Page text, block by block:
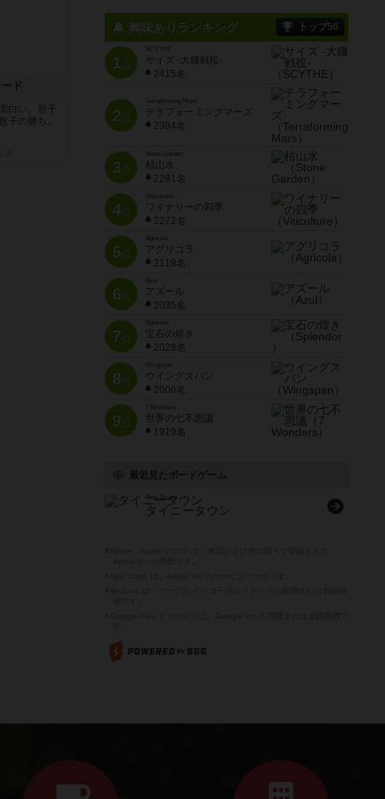
ド
白い。息子
子の勝ち。
興味ありランキング トップ50
1位
SCYTHE
サイズ -大鎌戦役-
2415名
2位
Terraforming Mars
テラフォーミングマーズ
2394名
3位
Stone Garden
枯山水
2281名
4位
Viticulture
ワイナリーの四季
2272名
5位
Agricola
アグリコラ
2119名
6位
Azul
アズール
2035名
7位
宝石の煌き
2028名
8位
Wingspan
ウイングスパン
2006名
9位
7 Wonders
世界の七不思議
1919名
最近見たボードゲーム
Tiny Towns
タイニータウン